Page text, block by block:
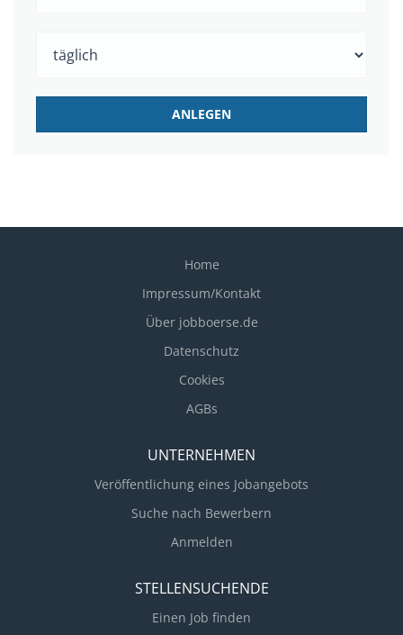
Home
Impressum/Kontakt
Über jobboerse.de
Datenschutz
Cookies
AGBs
UNTERNEHMEN
Veröffentlichung eines Jobangebots
Suche nach Bewerbern
Anmelden
STELLENSUCHENDE
Einen Job finden